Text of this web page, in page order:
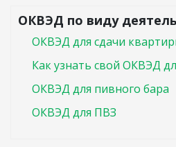
ОКВЭД по виду
ОКВЭД для сдачи
Как узнать свой ОКВЭД
ОКВЭД для пивного бара
ОКВЭД для ПВЗ